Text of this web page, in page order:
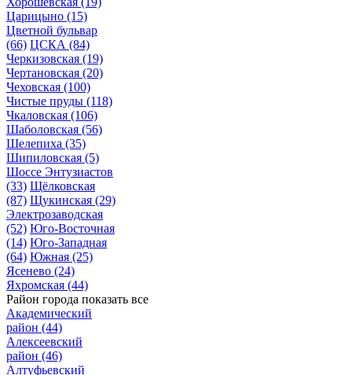
Царицыно (15)
Цветной бульвар
(66) ЦСКА (84)
Черкизовская (19)
Чертановская (20)
Чеховская (100)
Чистые пруды (118)
Чкаловская (106)
Шаболовская (56)
Шелепиха (35)
Шипиловская (5)
Шоссе Энтузиастов
(33) Щёлковская
(87) Щукинская (29)
Электрозаводская
(52) Юго-Восточная
(14) Юго-Западная
(64) Южная (25)
Ясенево (24)
Яхромская (44)
Район города показать все
Академический
район (44)
Алексеевский
район (46)
Алтуфьевский